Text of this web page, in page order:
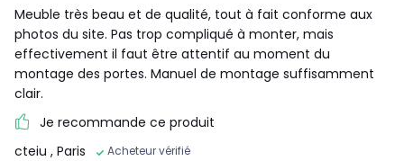
Meuble très beau et de qualité, tout à fait conforme aux
photos du site. Pas trop compliqué à monter, mais
effectivement il faut être attentif au moment du
montage des portes. Manuel de montage suffisamment
clair.
Je recommande ce produit
cteiu , Paris Acheteur vérifié